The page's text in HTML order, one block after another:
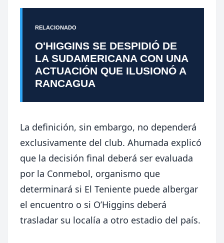
RELACIONADO
O'HIGGINS SE DESPIDIÓ DE
LA SUDAMERICANA CON UNA
ACTUACIÓN QUE ILUSIONÓ A
RANCAGUA
La definición, sin embargo, no dependerá
exclusivamente del club. Ahumada explicó
que la decisión final deberá ser evaluada
por la Conmebol, organismo que
determinará si El Teniente puede albergar
el encuentro o si O’Higgins deberá
trasladar su localía a otro estadio del país.